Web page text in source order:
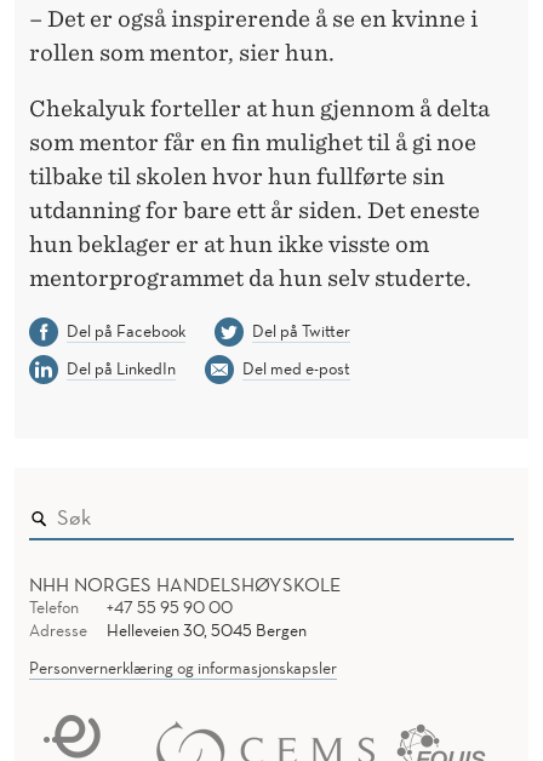
– Det er også inspirerende å se en kvinne i
rollen som mentor, sier hun.
Chekalyuk forteller at hun gjennom å delta
som mentor får en fin mulighet til å gi noe
tilbake til skolen hvor hun fullførte sin
utdanning for bare ett år siden. Det eneste
hun beklager er at hun ikke visste om
mentorprogrammet da hun selv studerte.
Del på Facebook
Del på Twitter
Del på LinkedIn
Del med e-post
NHH NORGES HANDELSHØYSKOLE
Telefon
+47 55 95 90 00
Adresse
Helleveien 30, 5045 Bergen
Personvernerklæring og informasjonskapsler